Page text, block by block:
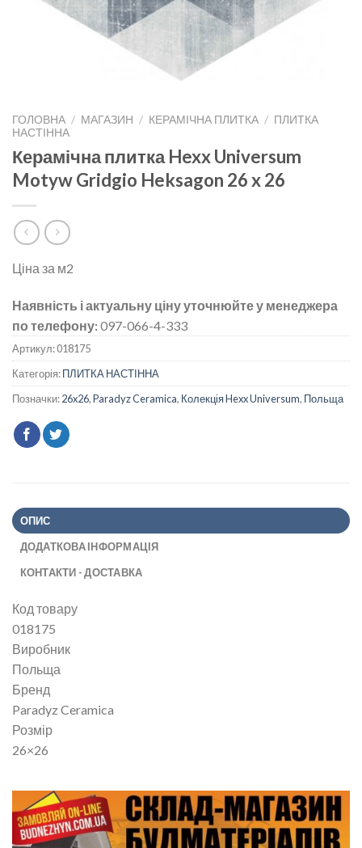
ГОЛОВНА / МАГАЗИН / КЕРАМІЧНА ПЛИТКА / ПЛИТКА
НАСТІННА
Керамічна плитка Hexx Universum
Motyw Gridgio Heksagon 26 x 26
Ціна за м2
Наявність і актуальну ціну уточнюйте у менеджера
по телефону:097-066-4-333
Артикул:018175
Категорія:ПЛИТКА НАСТІННА
Позначки:26x26,Paradyz Ceramica, Колекція Hexx Universum, Польща
ОПИС
ДОДАТКОВА ІНФОРМАЦІЯ
КОНТАКТИ - ДОСТАВКА
Код товару
018175
Виробник
Польща
Бренд
Paradyz Ceramica
Розмір
26×26